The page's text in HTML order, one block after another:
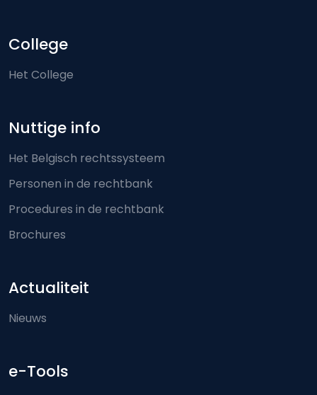
College
Het College
Nuttige info
Het Belgisch rechtssysteem
Personen in de rechtbank
Procedures in de rechtbank
Brochures
Actualiteit
Nieuws
e-Tools